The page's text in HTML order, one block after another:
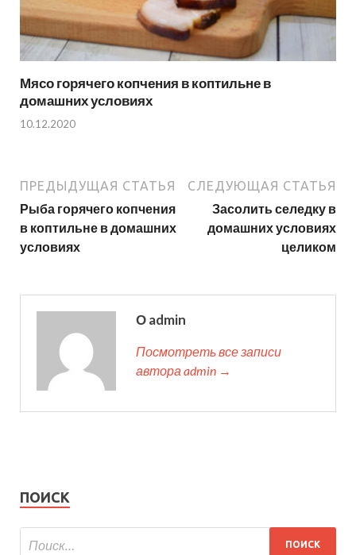
Мясо горячего копчения в коптильне в
домашних условиях
10.12.2020
ПРЕДЫДУЩАЯ СТАТЬЯ
Рыба горячего копчения
в коптильне в домашних
условиях
СЛЕДУЮЩАЯ СТАТЬЯ
Засолить селедку в
домашних условиях
целиком
О admin
Посмотреть все записи
автора admin →
ПОИСК